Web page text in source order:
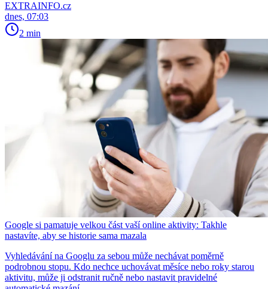
EXTRAINFO.cz
dnes, 07:03
2 min
Google si pamatuje velkou část vaší online aktivity: Takhle
nastavíte, aby se historie sama mazala
Vyhledávání na Googlu za sebou může nechávat poměrně
podrobnou stopu. Kdo nechce uchovávat měsíce nebo roky starou
aktivitu, může ji odstranit ručně nebo nastavit pravidelné